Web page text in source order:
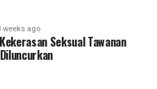
weeks ago
Seksual Tawanan